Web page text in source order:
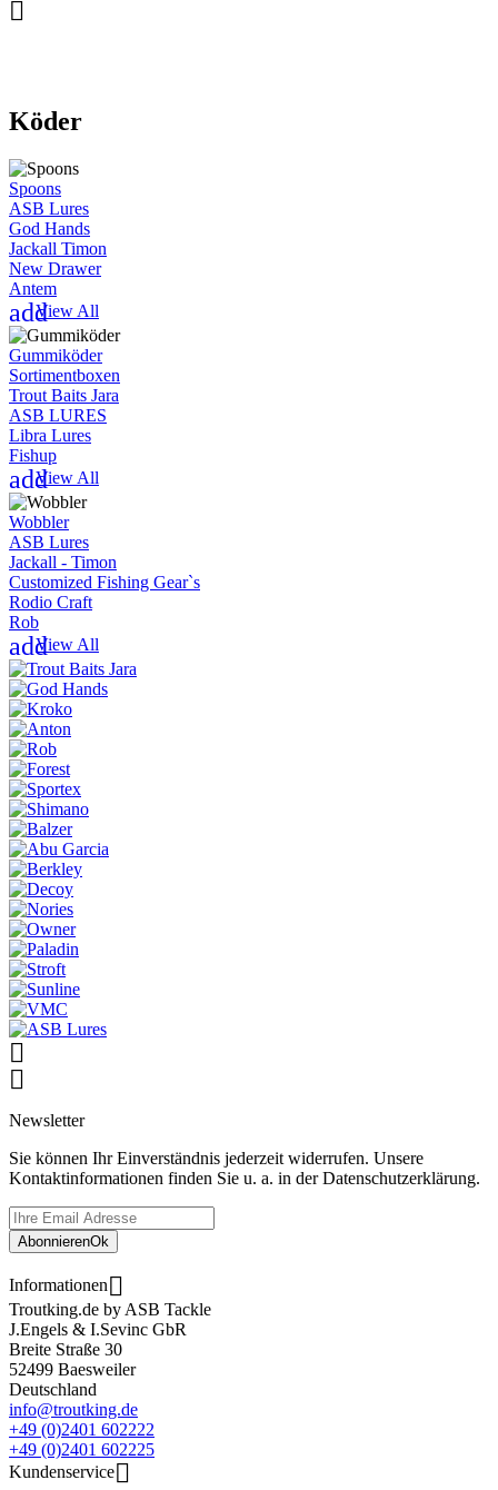

Köder
Spoons
ASB Lures
God Hands
Jackall Timon
New Drawer
Antem
addView All
Gummiköder
Sortimentboxen
Trout Baits Jara
ASB LURES
Libra Lures
Fishup
addView All
Wobbler
ASB Lures
Jackall - Timon
Customized Fishing Gear`s
Rodio Craft
Rob
addView All


Newsletter
Sie können Ihr Einverständnis jederzeit widerrufen. Unsere
Kontaktinformationen finden Sie u. a. in der Datenschutzerklärung.
AbonnierenOk
Informationen 
Troutking.de by ASB Tackle
J.Engels & I.Sevinc GbR
Breite Straße 30
52499 Baesweiler
Deutschland
info@troutking.de
+49 (0)2401 602222
+49 (0)2401 602225
Kundenservice